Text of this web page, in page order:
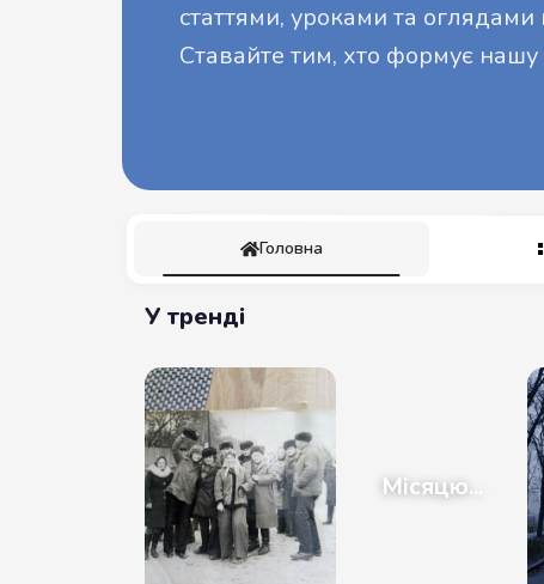
статтями, уроками та
Ставайте тим, хто формує нашу
Головна
У тренді
Місяцю...